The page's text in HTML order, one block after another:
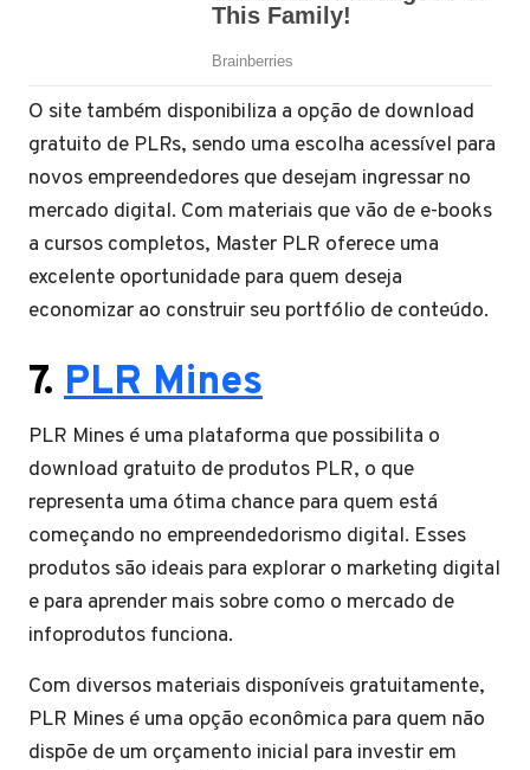
O site também disponibiliza a opção de download
gratuito de PLRs, sendo uma escolha acessível para
novos empreendedores que desejam ingressar no
mercado digital. Com materiais que vão de e-books
a cursos completos, Master PLR oferece uma
excelente oportunidade para quem deseja
economizar ao construir seu portfólio de conteúdo.
7. PLR Mines
PLR Mines é uma plataforma que possibilita o
download gratuito de produtos PLR, o que
representa uma ótima chance para quem está
começando no empreendedorismo digital. Esses
produtos são ideais para explorar o marketing digital
e para aprender mais sobre como o mercado de
infoprodutos funciona.
Com diversos materiais disponíveis gratuitamente,
PLR Mines é uma opção econômica para quem não
dispõe de um orçamento inicial para investir em